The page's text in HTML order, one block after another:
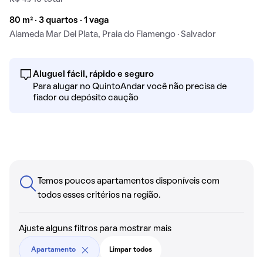
80 m² · 3 quartos · 1 vaga
Alameda Mar Del Plata, Praia do Flamengo · Salvador
Aluguel fácil, rápido e seguro
Para alugar no QuintoAndar você não precisa de
fiador ou depósito caução
Temos poucos apartamentos disponíveis com
todos esses critérios na região.
Ajuste alguns filtros para mostrar mais
Apartamento Limpar todos